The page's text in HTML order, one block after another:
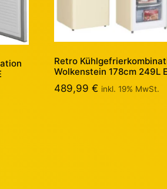
Retro
Wolkenstein 178cm 249L
489,99€ inkl. 19% MwSt.